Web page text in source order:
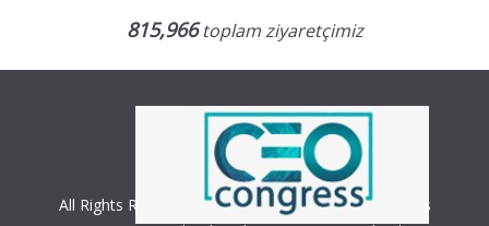
815,966toplam ziyaretçimiz
All Rights Reserved. Copyright © 2018 CEO Congress